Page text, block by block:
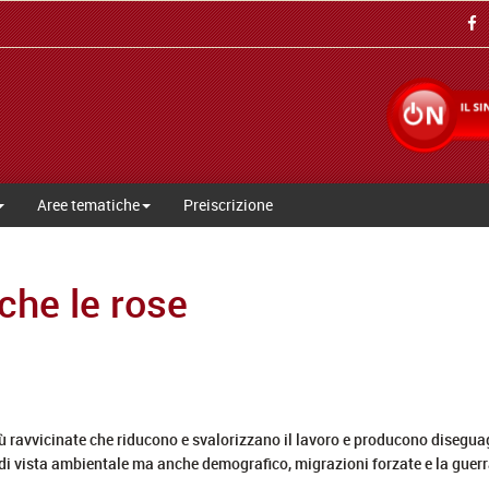
Aree tematiche Preiscrizione
le rose
che riducono e svalorizzano il lavoro e producono
vista ambientale ma anche demografico, migrazioni forzate e la